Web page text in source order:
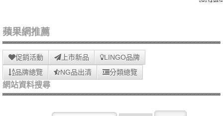
蘋果網推薦
促銷活動 上市新品
LINGO品牌
品牌總覽
NG品出清 分類總覽
網站資料搜尋